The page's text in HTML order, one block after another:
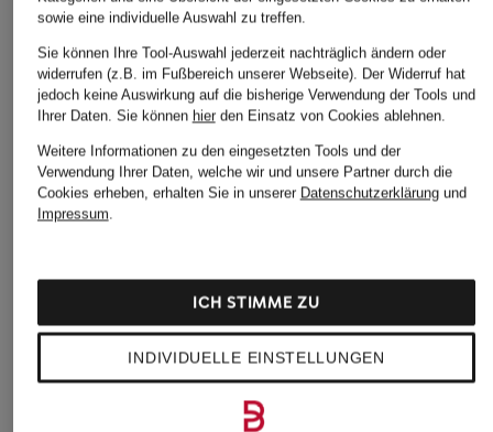
MARC AUREL
ba&sh
Strickshirt VIOLA
75 €
Bestpreis:150 €
Strickshirt
169 €
sowie eine individuelle Auswahl zu treffen.
Sie können Ihre Tool-Auswahl jederzeit nachträglich ändern oder
widerrufen (z.B. im Fußbereich unserer Webseite). Der Widerruf hat
jedoch keine Auswirkung auf die bisherige Verwendung der Tools und
Ihrer Daten. Sie können hierden Einsatz von Cookies ablehnen.
Weitere Informationen zu den eingesetzten Tools und der
Verwendung Ihrer Daten, welche wir und unsere Partner durch die
Cookies erheben, erhalten Sie in unserer Datenschutzerklärungund
Impressum.
INDIVIDUELLE EINSTELLUNGEN
ICH STIMME ZU